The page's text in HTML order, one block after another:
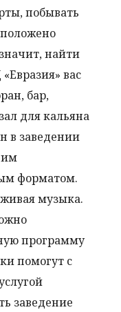
побывать
найти
вас
бар,
для кальяна
в заведении
форматом.
музыка.
программу
помогут с
заведение